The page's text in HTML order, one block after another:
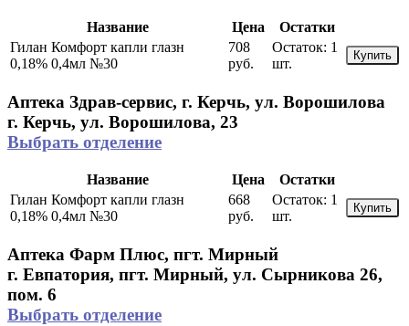
Название Цена
Остатки
Гилан Комфорт капли глазн
0,18% 0,4мл №30
708
руб.
Остаток: 1
шт.
Купить
Аптека Здрав-сервис, г. Керчь, ул. Ворошилова
г. Керчь, ул. Ворошилова, 23
Выбрать отделение
Название Цена
Остатки
Гилан Комфорт капли глазн
0,18% 0,4мл №30
668
руб.
Остаток: 1
шт.
Купить
Аптека Фарм Плюс, пгт. Мирный
г. Евпатория, пгт. Мирный, ул. Сырникова 26,
пом. 6
Выбрать отделение